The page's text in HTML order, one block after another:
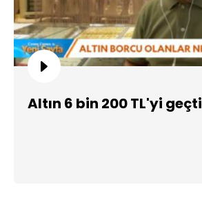
Altın 6 bin 200 TL'yi geçti